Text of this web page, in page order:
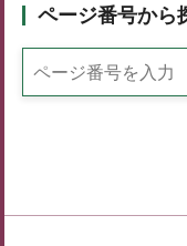
ページ番号から